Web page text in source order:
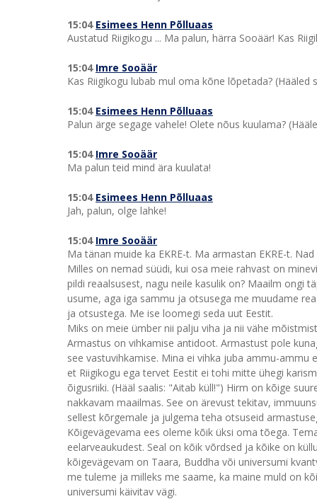
15:04 Esimees Henn Põlluaas
Austatud Riigikogu ... Ma palun, härra Sooäär! Kas
15:04 Imre Sooäär
Kas Riigikogu lubab mul oma kõne lõpetada?
15:04 Esimees Henn Põlluaas
Palun ärge segage vahele! Olete nõus kuulama?
15:04 Imre Sooäär
Ma palun teid mind ära kuulata!
15:04 Esimees Henn Põlluaas
Jah, palun, olge lahke!
15:04 Imre Sooäär
Ma tänan muide ka EKRE-t. Ma armastan EKRE-t.
Milles on nemad süüdi, kui osa meie rahvast on
pildi reaalsusest, nagu neile kasulik on? Maailm ongi
usume, aga iga sammu ja otsusega me muudame
ja otsustega. Me ise loomegi seda uut Eestit.
Miks on meie ümber nii palju viha ja nii vähe
Armastus on vihkamise antidoot. Armastust pole
see vastuvihkamise. Mina ei vihka juba ammu-ammu
et Riigikogu ega tervet Eestit ei tohi mitte ühegi
õigusriiki. (Hääl saalis: "Aitab küll!") Hirm on kõige
nakkavam maailmas. See on ärevust tekitav,
sellest kõrgemale ja julgema teha otsuseid
Kõigevägevama ees oleme kõik üksi oma tõega.
eelarveaukudest. Seal on kõik võrdsed ja kõike on
kõigevägevam on Taara, Buddha või universumi
me tuleme ja milleks me saame, ka maine muld on
universumi käivitav vägi.